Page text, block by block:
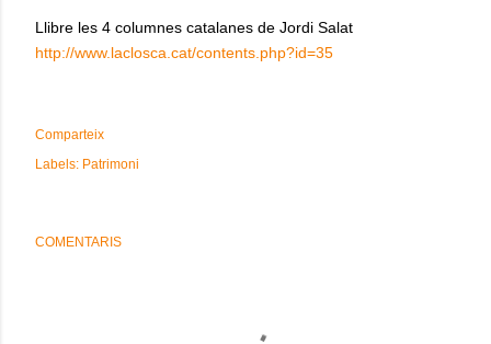
Llibre les 4 columnes catalanes de Jordi Salat
http://www.laclosca.cat/contents.php?id=35
Comparteix
Labels: Patrimoni
COMENTARIS